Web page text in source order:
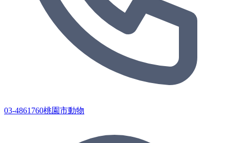
03-4861760桃園市動物